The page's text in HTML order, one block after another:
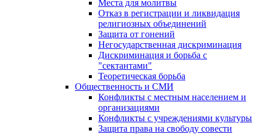
Места для молитвы
Отказ в регистрации и ликвидация
религиозных объединений
Защита от гонений
Негосударственная дискриминация
Дискриминация и борьба с
"сектантами"
Теоретическая борьба
Общественность и СМИ
Конфликты с местным населением и
организациями
Конфликты с учреждениями культуры
Защита права на свободу совести